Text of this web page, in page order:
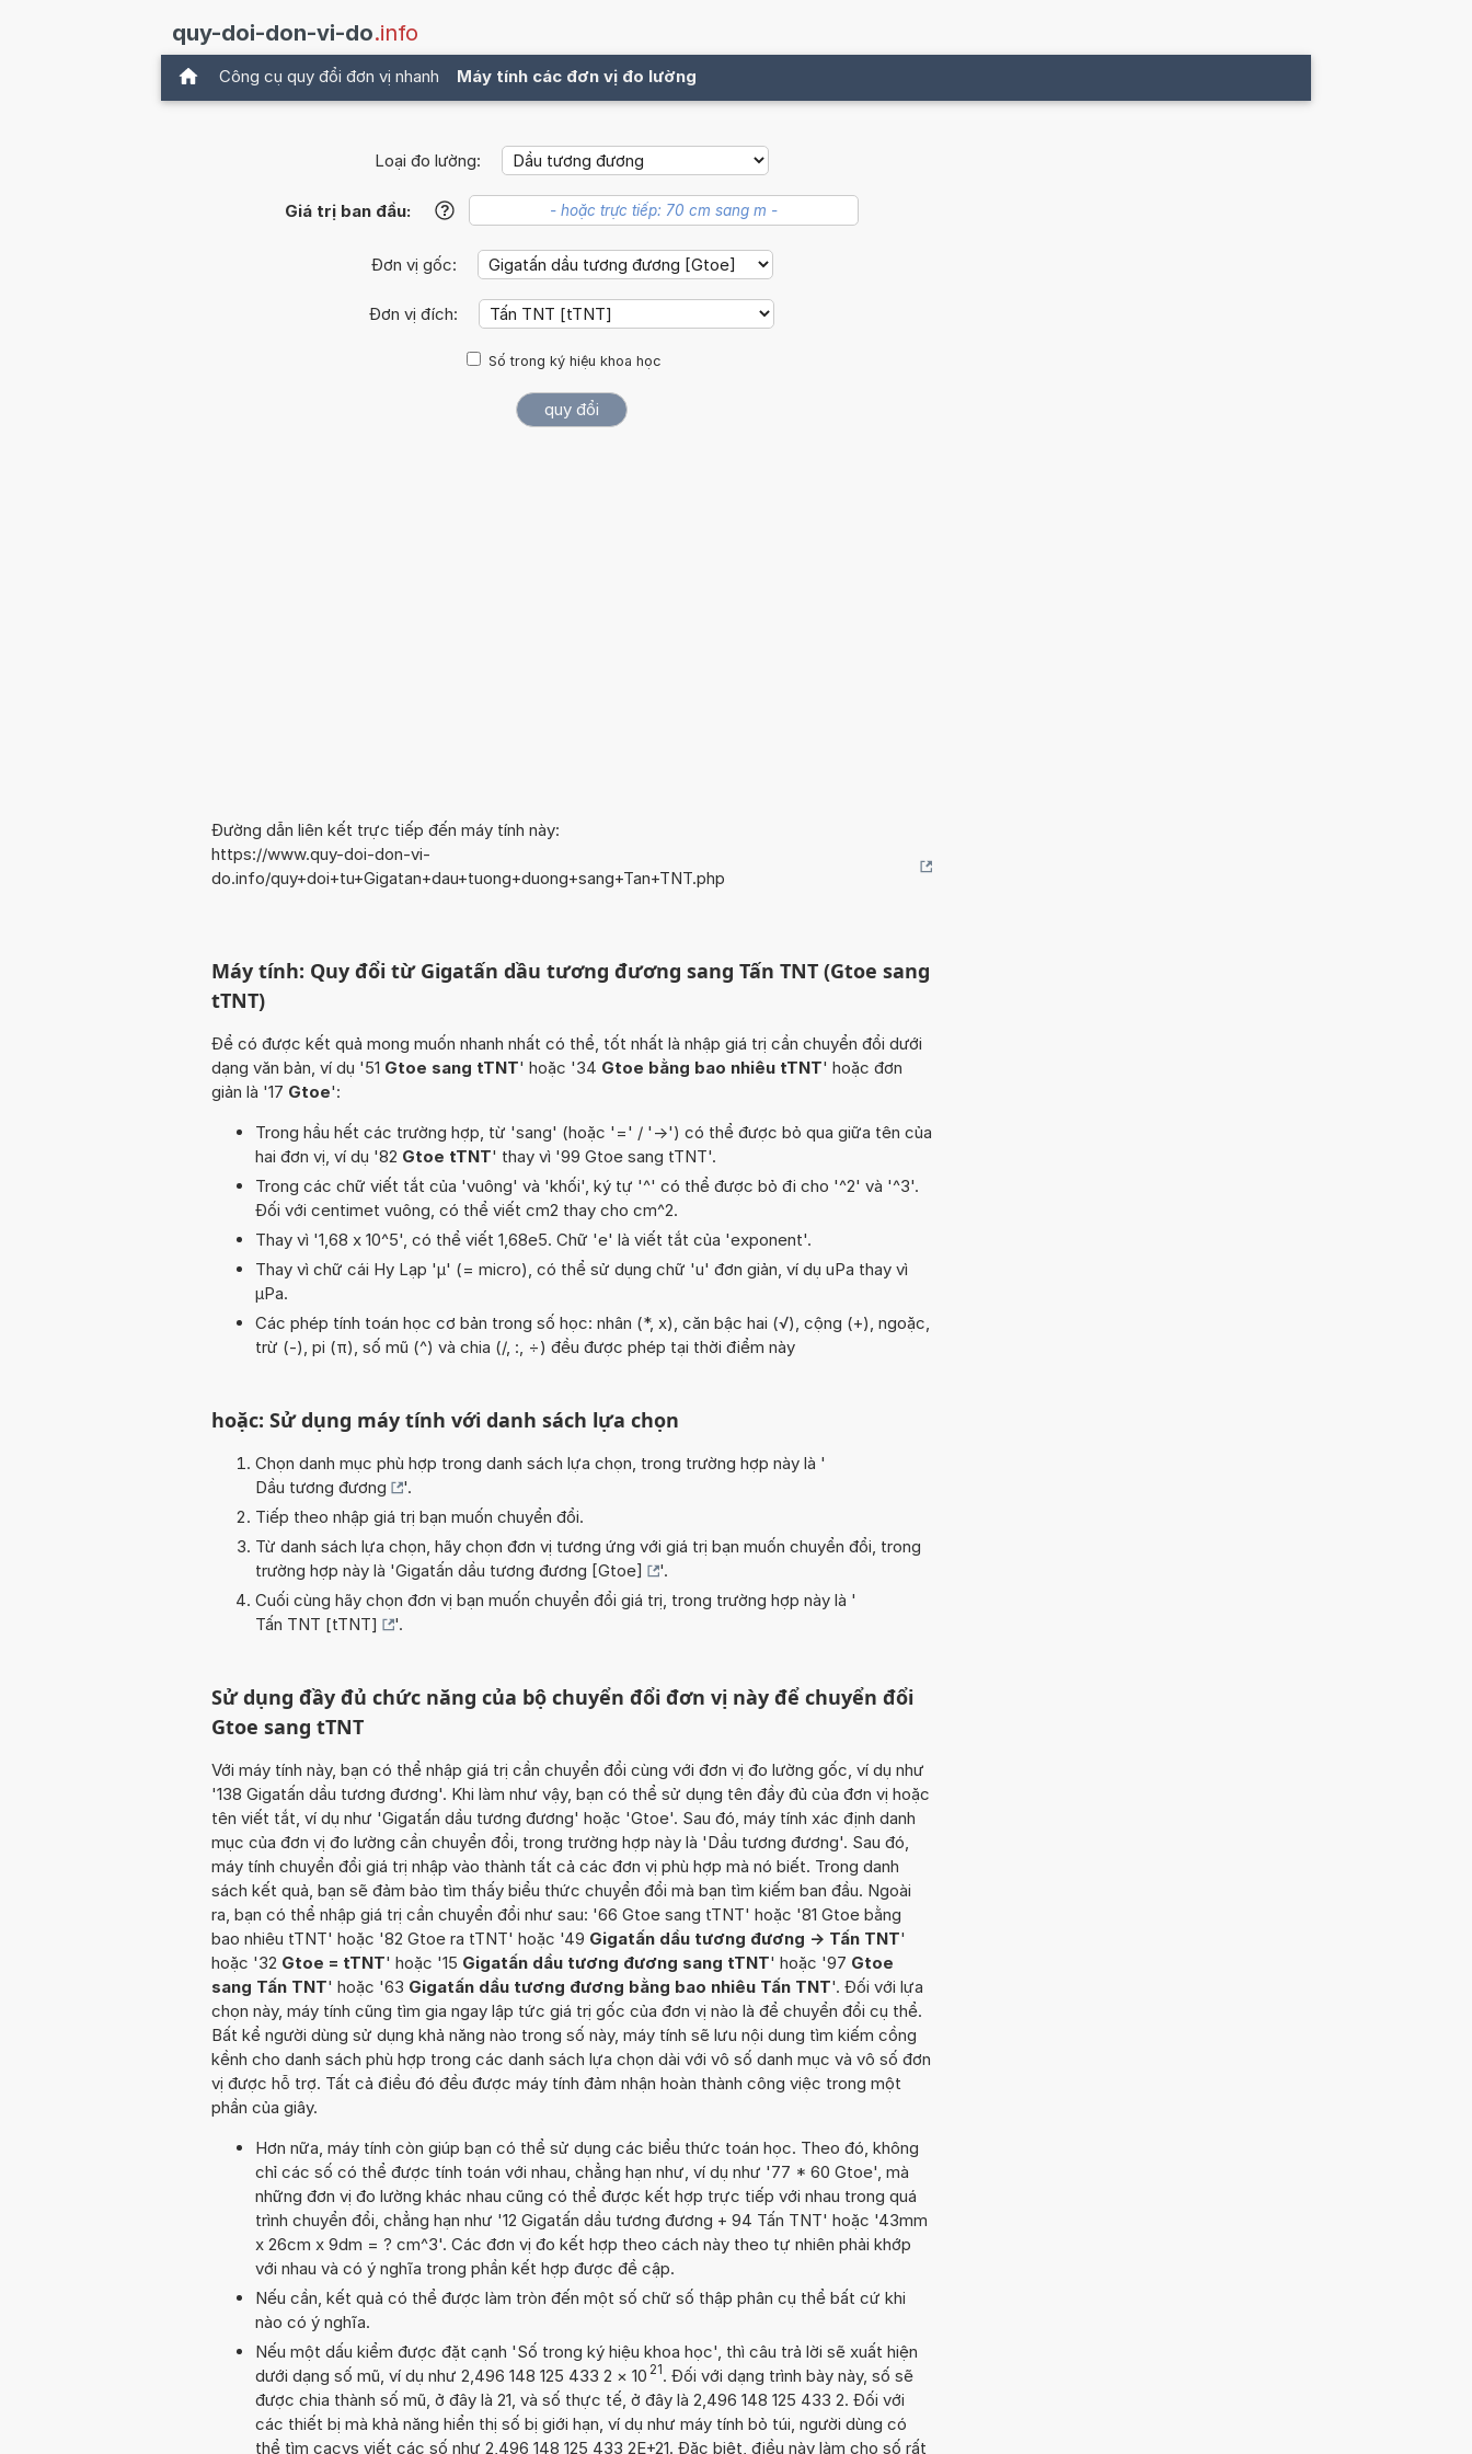
quy-doi-don-vi-do.info
Công cụ quy đổi đơn vị nhanh Máy tính các đơn vị đo lường
Loại đo lường:
Giá trị ban đầu: ?
Đơn vị gốc:
Đơn vị đích:
Số trong ký hiệu khoa học
Đường dẫn liên kết trực tiếp đến máy tính này:
https://www.quy-doi-don-vi-
do.info/quy+doi+tu+Gigatan+dau+tuong+duong+sang+Tan+TNT.php
Máy tính: Quy đổi từ Gigatấn dầu tương đương sang Tấn TNT (Gtoe sang
tTNT)
Để có được kết quả mong muốn nhanh nhất có thể, tốt nhất là nhập giá trị cần chuyển đổi dưới
dạng văn bản, ví dụ '51 Gtoe sang tTNT' hoặc '34 Gtoe bằng bao nhiêu tTNT' hoặc đơn
giản là '17 Gtoe':
Trong hầu hết các trường hợp, từ 'sang' (hoặc '=' / '->') có thể được bỏ qua giữa tên của
hai đơn vị, ví dụ '82 Gtoe tTNT' thay vì '99 Gtoe sang tTNT'.
Trong các chữ viết tắt của 'vuông' và 'khối', ký tự '^' có thể được bỏ đi cho '^2' và '^3'.
Đối với centimet vuông, có thể viết cm2 thay cho cm^2.
Thay vì '1,68 x 10^5', có thể viết 1,68e5. Chữ 'e' là viết tắt của 'exponent'.
Thay vì chữ cái Hy Lạp 'µ' (= micro), có thể sử dụng chữ 'u' đơn giản, ví dụ uPa thay vì
µPa.
Các phép tính toán học cơ bản trong số học: nhân (*, x), căn bậc hai (√), cộng (+), ngoặc,
trừ (-), pi (π), số mũ (^) và chia (/, :, ÷) đều được phép tại thời điểm này
hoặc: Sử dụng máy tính với danh sách lựa chọn
Chọn danh mục phù hợp trong danh sách lựa chọn, trong trường hợp này là '
Dầu tương đương
'.
Tiếp theo nhập giá trị bạn muốn chuyển đổi.
Từ danh sách lựa chọn, hãy chọn đơn vị tương ứng với giá trị bạn muốn chuyển đổi, trong
trường hợp này là 'Gigatấn dầu tương đương [Gtoe]
'.
Cuối cùng hãy chọn đơn vị bạn muốn chuyển đổi giá trị, trong trường hợp này là '
Tấn TNT [tTNT]
'.
Sử dụng đầy đủ chức năng của bộ chuyển đổi đơn vị này để chuyển đổi
Gtoe sang tTNT
Với máy tính này, bạn có thể nhập giá trị cần chuyển đổi cùng với đơn vị đo lường gốc, ví dụ như
'138 Gigatấn dầu tương đương'. Khi làm như vậy, bạn có thể sử dụng tên đầy đủ của đơn vị hoặc
tên viết tắt, ví dụ như 'Gigatấn dầu tương đương' hoặc 'Gtoe'. Sau đó, máy tính xác định danh
mục của đơn vị đo lường cần chuyển đổi, trong trường hợp này là 'Dầu tương đương'. Sau đó,
máy tính chuyển đổi giá trị nhập vào thành tất cả các đơn vị phù hợp mà nó biết. Trong danh
sách kết quả, bạn sẽ đảm bảo tìm thấy biểu thức chuyển đổi mà bạn tìm kiếm ban đầu. Ngoài
ra, bạn có thể nhập giá trị cần chuyển đổi như sau: '66 Gtoe sang tTNT' hoặc '81 Gtoe bằng
bao nhiêu tTNT' hoặc '82 Gtoe ra tTNT' hoặc '49 Gigatấn dầu tương đương -> Tấn TNT'
hoặc '32 Gtoe = tTNT' hoặc '15 Gigatấn dầu tương đương sang tTNT' hoặc '97 Gtoe
sang Tấn TNT' hoặc '63 Gigatấn dầu tương đương bằng bao nhiêu Tấn TNT'. Đối với lựa
chọn này, máy tính cũng tìm gia ngay lập tức giá trị gốc của đơn vị nào là để chuyển đổi cụ thể.
Bất kể người dùng sử dụng khả năng nào trong số này, máy tính sẽ lưu nội dung tìm kiếm cồng
kềnh cho danh sách phù hợp trong các danh sách lựa chọn dài với vô số danh mục và vô số đơn
vị được hỗ trợ. Tất cả điều đó đều được máy tính đảm nhận hoàn thành công việc trong một
phần của giây.
Hơn nữa, máy tính còn giúp bạn có thể sử dụng các biểu thức toán học. Theo đó, không
chỉ các số có thể được tính toán với nhau, chẳng hạn như, ví dụ như '77 * 60 Gtoe', mà
những đơn vị đo lường khác nhau cũng có thể được kết hợp trực tiếp với nhau trong quá
trình chuyển đổi, chẳng hạn như '12 Gigatấn dầu tương đương + 94 Tấn TNT' hoặc '43mm
x 26cm x 9dm = ? cm^3'. Các đơn vị đo kết hợp theo cách này theo tự nhiên phải khớp
với nhau và có ý nghĩa trong phần kết hợp được đề cập.
Nếu cần, kết quả có thể được làm tròn đến một số chữ số thập phân cụ thể bất cứ khi
nào có ý nghĩa.
Nếu một dấu kiểm được đặt cạnh 'Số trong ký hiệu khoa học', thì câu trả lời sẽ xuất hiện
dưới dạng số mũ, ví dụ như 2,496 148 125 433 2 × 10 21. Đối với dạng trình bày này, số sẽ
được chia thành số mũ, ở đây là 21, và số thực tế, ở đây là 2,496 148 125 433 2. Đối với
các thiết bị mà khả năng hiển thị số bị giới hạn, ví dụ như máy tính bỏ túi, người dùng có
thể tìm cacys viết các số như 2,496 148 125 433 2E+21. Đặc biệt, điều này làm cho số rất